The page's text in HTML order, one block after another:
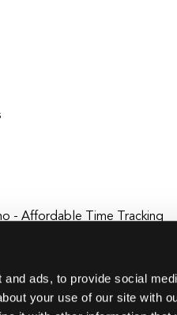
ads, to provide social
your use of our site with
- Affordable Time Tracking